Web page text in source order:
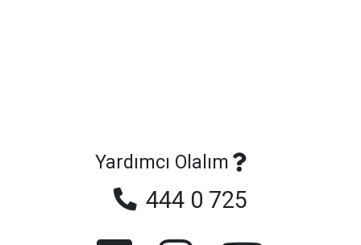
Yardımcı Olalım
444 0 725